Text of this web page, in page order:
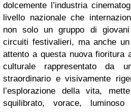
dolcemente l’industria
livello nazionale che
non solo un gruppo di
circuiti festivalieri, ma anche
attento a questa nuova fioritura
culturale rappresentato da
straordinario e visivamente
l’esplorazione della vita,
squilibrato, vorace, luminoso